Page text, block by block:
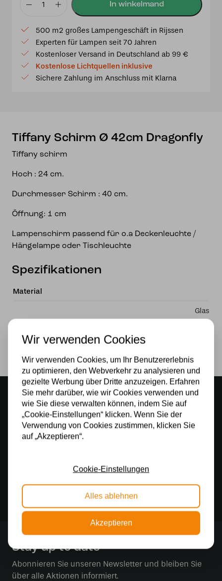
Tiffany
Ø
42cm
Dragonfly
Menge
500 m2 großes Lampengeschäft in Rijssen
Experten für Lampen seit 70 Jahren
Kostenloser Versand in Deutschland ab 99 €
Kostenlose Lichtquellen inklusive
Sichere Zahlung im Anschluss mit Klarna
Tiffany Schirm Ø 42cm Dragonfly
Tiffany schirm
Hoch : 24 cm.
Durchmesser Schirm : 40 cm.
Öffnung: 1 cm
Lampenschirm passend für o.a Deckenleuchte /
Hängelampe oder Tischleuchte
Spezifikationen
Material
Glas
Stimmungsvoller Showroom
500 m2 großes Lampengeschäft in Rijssen
Kostenloser Versand
Kostenloser Versand in Deutschland ab 99 €
Die Bestellung umfasst die Lichtquelle
Sichere Online-Zahlung
Stay up to date
Abonnieren Sie unseren Newsletter und bleiben Sie
über alle Aktionen informiert.
Wir verwenden Cookies
Wir verwenden Cookies, um Ihr Benutzererlebnis
zu optimieren, den Webverkehr zu analysieren und
gezielte Werbung über Dritte anzuzeigen. Erfahren
Sie mehr darüber, wie wir Cookies verwenden und
wie Sie diese verwalten können, indem Sie auf
„Cookie-Einstellungen“ klicken. Wenn Sie der
Verwendung von Cookies zustimmen, klicken Sie
auf „Akzeptieren“.
Cookie-Einstellungen
Alles ablehnen
Akzeptieren